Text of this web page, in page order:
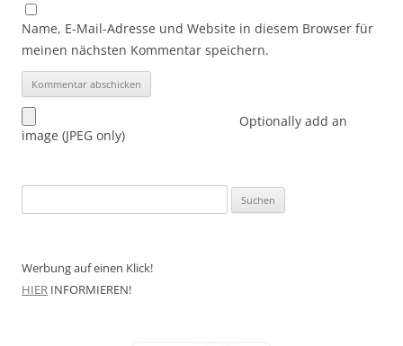
Name, E-Mail-Adresse und Website in diesem Browser für
meinen nächsten Kommentar speichern.
Optionally add an
image (JPEG only)
nach:
Werbung auf einen Klick!
HIER INFORMIEREN!